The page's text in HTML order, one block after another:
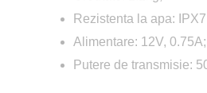
Rezistenta la apa:
Alimentare: 12V, 0.75A;
Putere de transmisie: